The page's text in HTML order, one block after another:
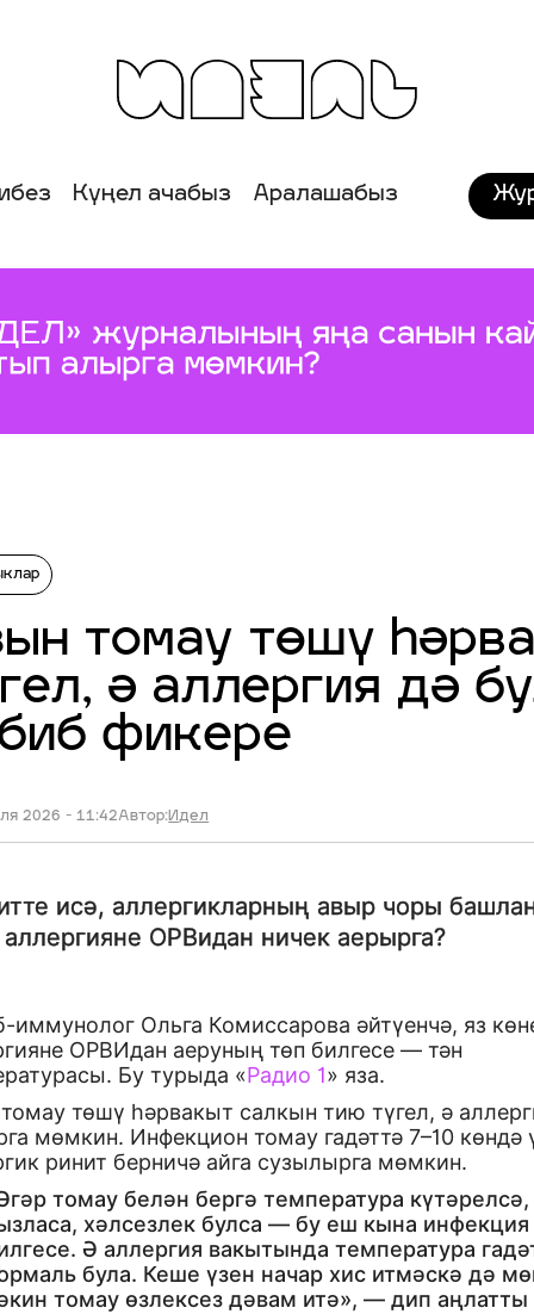
Күңел ачабыз Аралашабыз
томау төшү
ә аллергия дә
фикере
2026 - 11:42Автор:Идел
исә, аллергикларның авыр чоры
ОРВидан ничек аерырга?
иммунолог Ольга Комиссарова әйтүенчә, яз
ОРВИдан аеруның төп билгесе — тән
Бу турыда «Радио 1» яза.
төшү һәрвакыт салкын тию түгел, ә
мөмкин. Инфекцион томау гадәттә 7–10 көндә
ринит берничә айга сузылырга мөмкин.
томау белән бергә температура
хәлсезлек булса — бу еш кына инфекция
Ә аллергия вакытында температура
була. Кеше үзен начар хис итмәскә дә
томау өзлексез дәвам итә», — дип аңлатты